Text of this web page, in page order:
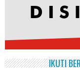
IKUTI